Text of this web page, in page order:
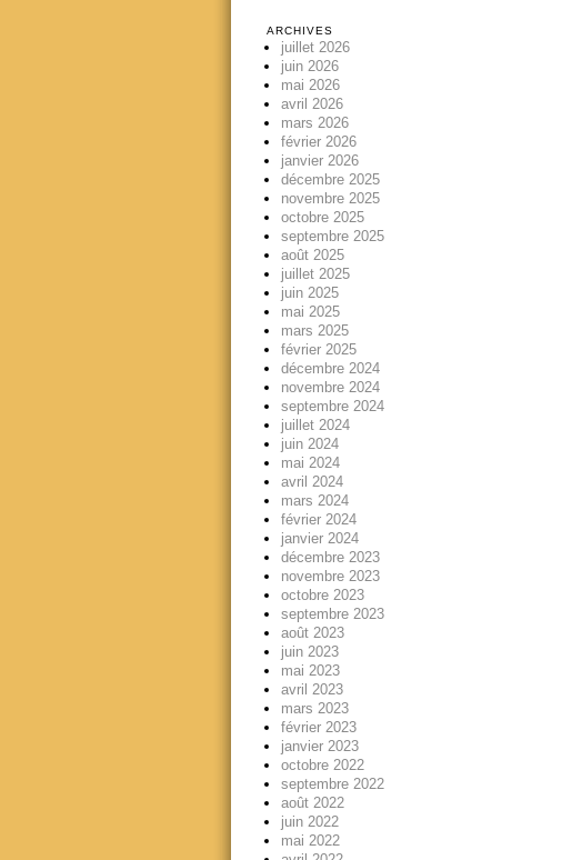
ARCHIVES
juillet 2026
juin 2026
mai 2026
avril 2026
mars 2026
février 2026
janvier 2026
décembre 2025
novembre 2025
octobre 2025
septembre 2025
août 2025
juillet 2025
juin 2025
mai 2025
mars 2025
février 2025
décembre 2024
novembre 2024
septembre 2024
juillet 2024
juin 2024
mai 2024
avril 2024
mars 2024
février 2024
janvier 2024
décembre 2023
novembre 2023
octobre 2023
septembre 2023
août 2023
juin 2023
mai 2023
avril 2023
mars 2023
février 2023
janvier 2023
octobre 2022
septembre 2022
août 2022
juin 2022
mai 2022